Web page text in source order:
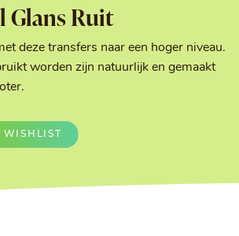
Glans Ruit
deze transfers naar een hoger niveau.
worden zijn natuurlijk en gemaakt